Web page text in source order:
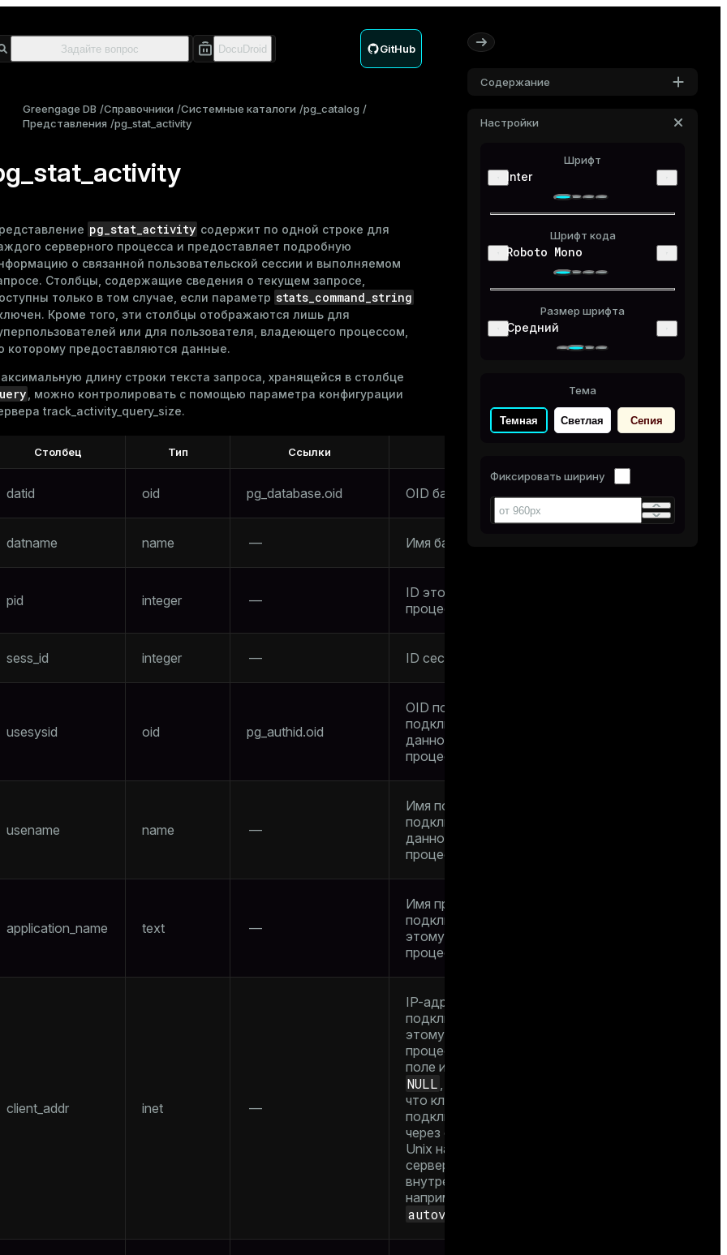
GitHub
Содержание
Настройки
Шрифт
Inter
Шрифт кода
Roboto Mono
Размер шрифта
Средний
Тема
Темная Светлая Сепия
Фиксировать ширину
Greengage DB Справочники Системные каталоги
pg_catalog
Представления
pg_stat_activity
pg_stat_activity содержит по одной строке для
серверного процесса и предоставляет подробную
о связанной пользовательской сессии и выполняемом
Столбцы, содержащие сведения о текущем запросе,
только в том случае, если параметр stats_command_string
Кроме того, эти столбцы отображаются лишь для
или для пользователя, владеющего процессом,
которому предоставляются данные.
длину строки текста запроса, хранящейся в столбце
, можно контролировать с помощью параметра конфигурации
track_activity_query_size.
Столбец Тип Ссылки
datid oid pg_database.oid OID базы данных
datname name — Имя базы данных
pid integer —
ID этого серверного
процесса
sess_id integer — ID сессии
usesysid oid pg_authid.oid
OID пользователя,
подключенного к
данному серверному
процессу
usename name —
Имя пользователя,
подключенного к
данному серверному
процессу
application_name text —
Имя приложения,
подключенного к
этому серверному
процессу
client_addr inet —
IP-адрес клиента,
подключенного к
этому серверному
процессу. Если это
поле имеет значение
NULL , это означает,
что клиент
подключен либо
через сокет домена
Unix на машине
сервера, либо что это
внутренний процесс,
например
autovacuum